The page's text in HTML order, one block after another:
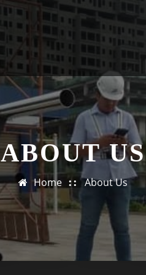
ABOUT US
Home About Us